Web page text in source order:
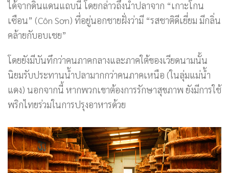
ได้จากดินแดนแถบนี้ โดยกล่าวถึงน้ำปลาจาก “เกาะโกน
เซือน” (Côn Sơn) ที่อยู่นอกชายฝั่งว่ามี “รสชาติดีเยี่ยม มีกลิ่น
คล้ายกับอบเชย”
โดยยังมีบันทึกว่าคนภาคกลางและภาคใต้ของเวียดนามนั้น
นิยมรับประทานน้ำปลามากกว่าคนภาคเหนือ (ในลุ่มแม่น้ำ
แดง) นอกจากนี้ หากพวกเขาต้องการรักษาสุขภาพ ยังมีการใช้
พริกไทยร่วมในการปรุงอาหารด้วย